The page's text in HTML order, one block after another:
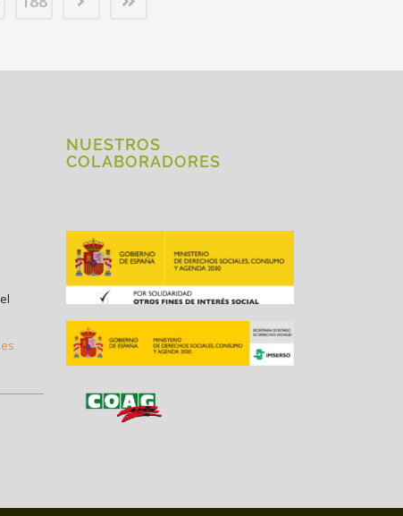
NUESTROS
COLABORADORES